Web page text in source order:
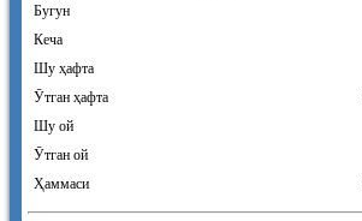
Бугун
Кеча
Шу ҳафта
Ӯтган ҳафта
Шу ой
Ӯтган ой
Ҳаммаси